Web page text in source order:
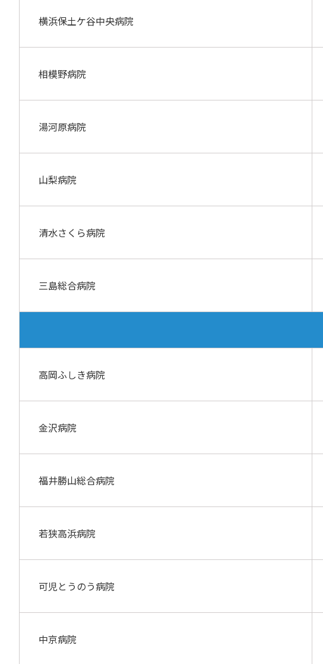
横浜保土ケ谷中央病院
相模野病院
湯河原病院
山梨病院
清水さくら病院
三島総合病院
高岡ふしき病院
金沢病院
福井勝山総合病院
若狭高浜病院
可児とうのう病院
中京病院